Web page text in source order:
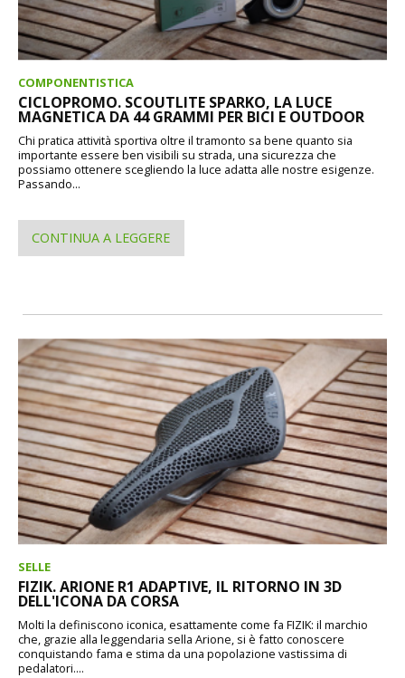
COMPONENTISTICA
CICLOPROMO. SCOUTLITE SPARKO, LA LUCE
MAGNETICA DA 44 GRAMMI PER BICI E OUTDOOR
Chi pratica attività sportiva oltre il tramonto sa bene quanto sia
importante essere ben visibili su strada, una sicurezza che
possiamo ottenere scegliendo la luce adatta alle nostre esigenze.
Passando...
CONTINUA A LEGGERE
SELLE
FIZIK. ARIONE R1 ADAPTIVE, IL RITORNO IN 3D
DELL'ICONA DA CORSA
Molti la definiscono iconica, esattamente come fa FIZIK: il marchio
che, grazie alla leggendaria sella Arione, si è fatto conoscere
conquistando fama e stima da una popolazione vastissima di
pedalatori....